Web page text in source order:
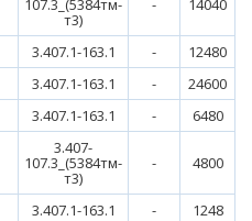
107.3_(5384тм-
т3)
- 14040
3.407.1-163.1 -
12480
3.407.1-163.1 -
24600
3.407.1-163.1 - 6480
3.407-
107.3_(5384тм-
т3)
- 4800
3.407.1-163.1 -
1248